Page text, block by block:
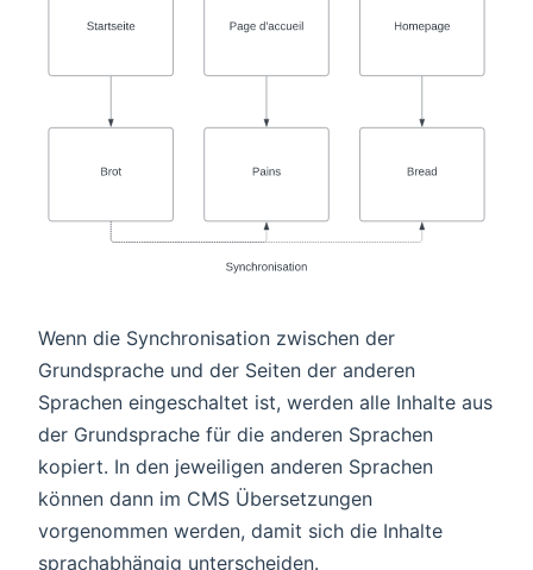
Wenn die Synchronisation zwischen der
Grundsprache und der Seiten der anderen
Sprachen eingeschaltet ist, werden alle Inhalte aus
der Grundsprache für die anderen Sprachen
kopiert. In den jeweiligen anderen Sprachen
können dann im CMS Übersetzungen
vorgenommen werden, damit sich die Inhalte
sprachabhängig unterscheiden.